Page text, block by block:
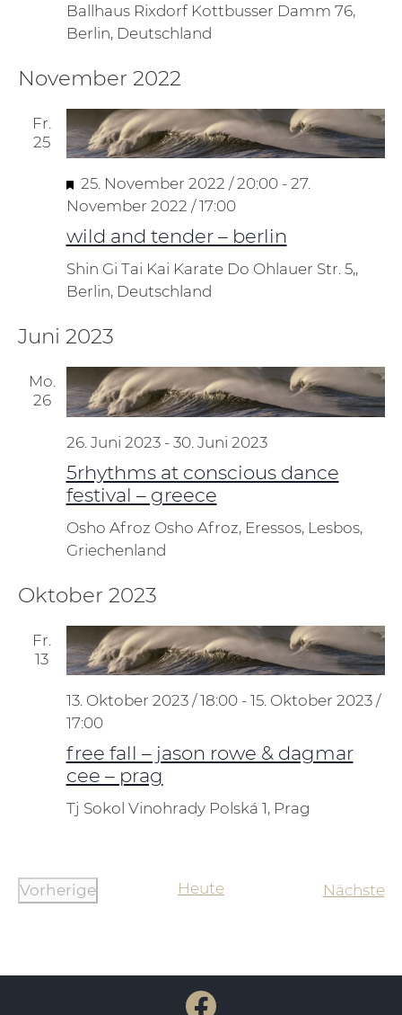
Ballhaus Rixdorf Kottbusser Damm 76,
Berlin, Deutschland
November 2022
Fr.
25
wild and tender – berlin
Hervorgehoben
25. November 2022 / 20:00- 27.
November 2022 / 17:00
Shin Gi Tai Kai Karate Do Ohlauer Str. 5,,
Berlin, Deutschland
Juni 2023
Mo.
26
5rhythms at conscious dance
festival – greece
26. Juni 2023- 30. Juni 2023
Osho Afroz Osho Afroz, Eressos, Lesbos,
Griechenland
Oktober 2023
Fr.
13
free fall – jason rowe & dagmar
cee – prag
13. Oktober 2023 / 18:00- 15. Oktober 2023 /
17:00
Tj Sokol Vinohrady Polská 1, Prag
Vorherige
Heute Nächste